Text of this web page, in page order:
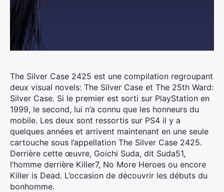
The Silver Case 2425 est une compilation regroupant
deux visual novels: The Silver Case et The 25th Ward:
Silver Case. Si le premier est sorti sur PlayStation en
1999, le second, lui n’a connu que les honneurs du
mobile. Les deux sont ressortis sur PS4 il y a
quelques années et arrivent maintenant en une seule
cartouche sous l’appellation The Silver Case 2425.
Derrière cette œuvre, Goichi Suda, dit Suda51,
l’homme derrière Killer7, No More Heroes ou encore
Killer is Dead. L’occasion de découvrir les débuts du
bonhomme.